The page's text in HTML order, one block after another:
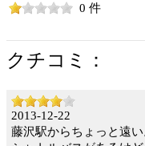
0 件
クチコミ：
2013-12-22
藤沢駅からちょっと遠